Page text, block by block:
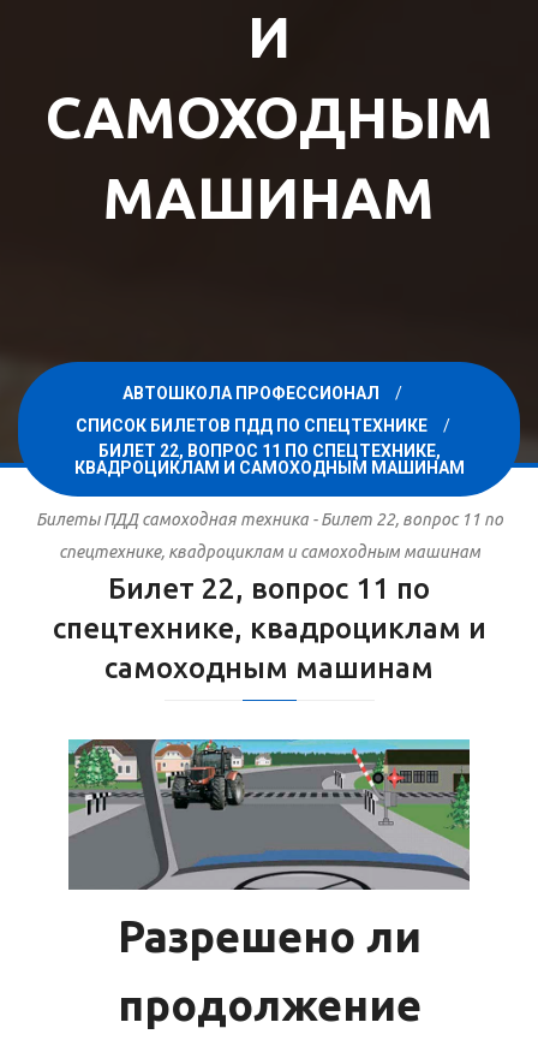
И
САМОХОДНЫМ
МАШИНАМ
АВТОШКОЛА ПРОФЕССИОНАЛ
СПИСОК БИЛЕТОВ ПДД ПО СПЕЦТЕХНИКЕ
БИЛЕТ 22, ВОПРОС 11 ПО СПЕЦТЕХНИКЕ,
КВАДРОЦИКЛАМ И САМОХОДНЫМ МАШИНАМ
Билеты ПДД самоходная техника - Билет 22, вопрос 11 по
спецтехнике, квадроциклам и самоходным машинам
Билет 22, вопрос 11 по
спецтехнике, квадроциклам и
самоходным машинам
Разрешено ли
продолжение